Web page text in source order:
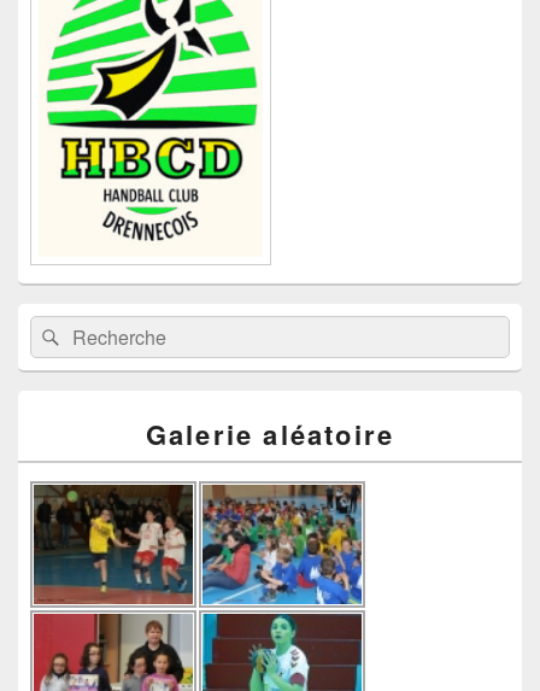
barre
latérale
Recherche :Rechercher
Galerie aléatoire